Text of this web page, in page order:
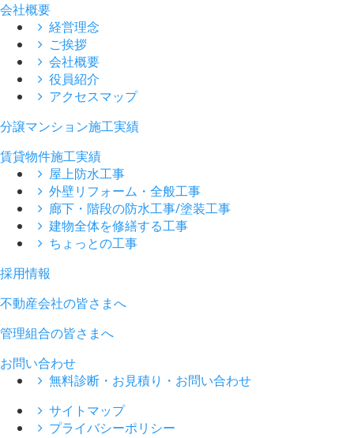
会社概要
経営理念
ご挨拶
会社概要
役員紹介
アクセスマップ
分譲マンション施工実績
賃貸物件施工実績
屋上防水工事
外壁リフォーム・全般工事
廊下・階段の防水工事/塗装工事
建物全体を修繕する工事
ちょっとの工事
採用情報
不動産会社の皆さまへ
管理組合の皆さまへ
お問い合わせ
無料診断・お見積り・お問い合わせ
サイトマップ
プライバシーポリシー